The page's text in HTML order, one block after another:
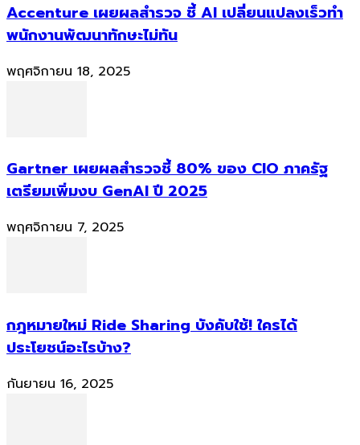
Accenture เผยผลสำรวจ ชี้ AI เปลี่ยนแปลงเร็วทำ
พนักงานพัฒนาทักษะไม่ทัน
พฤศจิกายน 18, 2025
Gartner เผยผลสำรวจชี้ 80% ของ CIO ภาครัฐ
เตรียมเพิ่มงบ GenAI ปี 2025
พฤศจิกายน 7, 2025
กฎหมายใหม่ Ride Sharing บังคับใช้! ใครได้
ประโยชน์อะไรบ้าง?
กันยายน 16, 2025